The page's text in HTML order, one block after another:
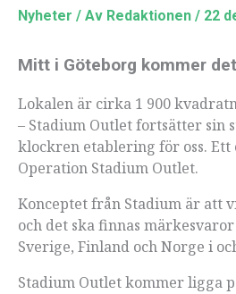
Nyheter / Av Redaktionen / 22
Mitt i Göteborg kommer
Lokalen är cirka 1 900
– Stadium Outlet fortsätter sin
klockren etablering för oss.
Operation Stadium Outlet.
Konceptet från Stadium är att
och det ska finnas
Sverige, Finland och Norge i
Stadium Outlet kommer ligga